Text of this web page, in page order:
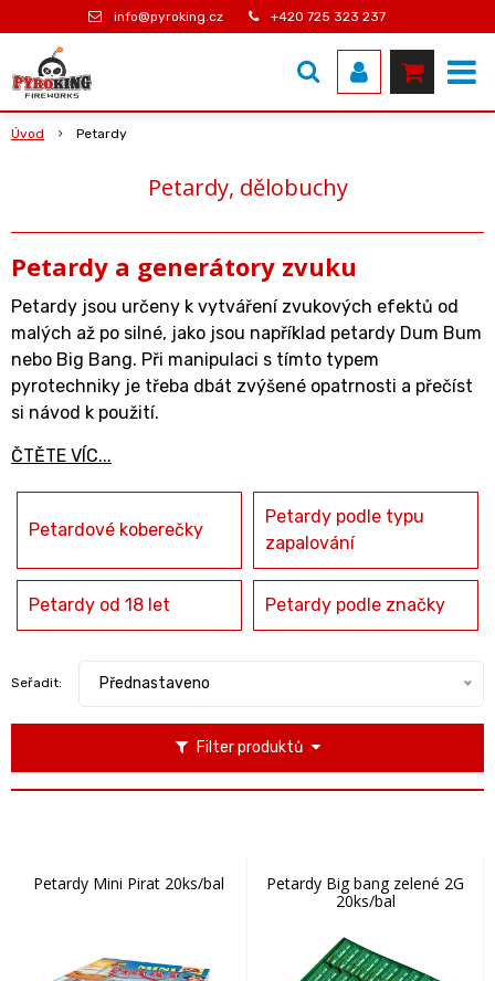
info@pyroking.cz +420 725 323 237
Úvod Petardy
Petardy, dělobuchy
Petardy a generátory zvuku
Petardy jsou určeny k vytváření zvukových efektů od
malých až po silné, jako jsou například petardy Dum Bum
nebo Big Bang. Při manipulaci s tímto typem
pyrotechniky je třeba dbát zvýšené opatrnosti a přečíst
si návod k použití.
ČTĚTE VÍC...
Petardové koberečky
Petardy podle typu
zapalování
Petardy od 18 let Petardy podle značky
Filter produktů
Seřadit: Přednastaveno
Petardy Mini Pirat 20ks/bal
Petardy Big bang zelené 2G
20ks/bal